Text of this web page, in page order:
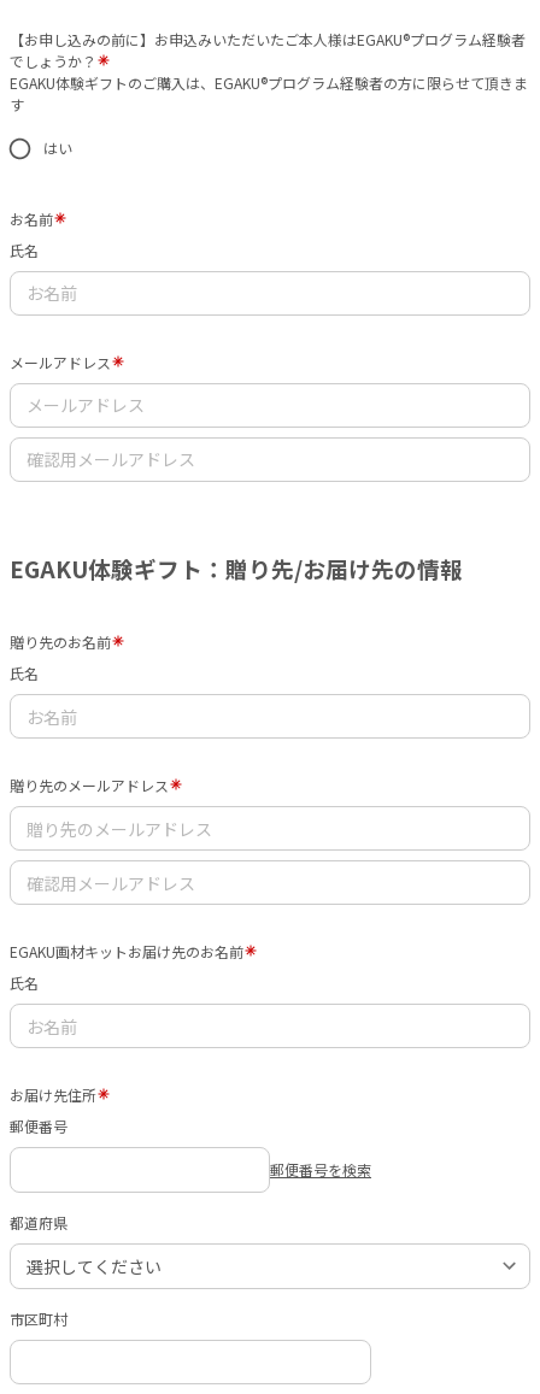
【お申し込みの前に】お申込みいただいたご本人様はEGAKU®️プログラム経験者
でしょうか？
EGAKU体験ギフトのご購入は、EGAKU®️プログラム経験者の方に限らせて頂きま
す
はい
お名前
氏名
メールアドレス
EGAKU体験ギフト：贈り先/お届け先の情報
贈り先のお名前
氏名
贈り先のメールアドレス
EGAKU画材キットお届け先のお名前
氏名
お届け先住所
郵便番号
郵便番号を検索
都道府県
市区町村